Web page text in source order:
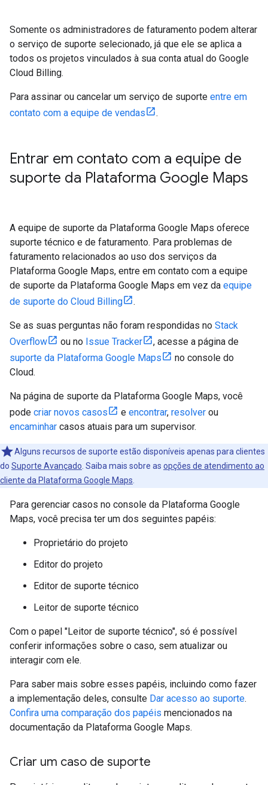
Somente os administradores de faturamento podem alterar
o serviço de suporte selecionado, já que ele se aplica a
todos os projetos vinculados à sua conta atual do Google
Cloud Billing.
Para assinar ou cancelar um serviço de suporte entre em
contato com a equipe de vendas
.
Entrar em contato com a equipe de
suporte da Plataforma Google Maps
A equipe de suporte da Plataforma Google Maps oferece
suporte técnico e de faturamento. Para problemas de
faturamento relacionados ao uso dos serviços da
Plataforma Google Maps, entre em contato com a equipe
de suporte da Plataforma Google Maps em vez da equipe
de suporte do Cloud Billing
.
Se as suas perguntas não foram respondidas no Stack
Overflow
ou no Issue Tracker
, acesse a página de
suporte da Plataforma Google Maps
no console do
Cloud.
Na página de suporte da Plataforma Google Maps, você
pode criar novos casos e encontrar, resolver ou
encaminhar casos atuais para um supervisor.
Alguns recursos de suporte estão disponíveis apenas para clientes
do Suporte Avançado . Saiba mais sobre as opções de atendimento ao
cliente da Plataforma Google Maps
Para gerenciar casos no console da Plataforma Google
Maps, você precisa ter um dos seguintes papéis:
Proprietário do projeto
Editor do projeto
Editor de suporte técnico
Leitor de suporte técnico
Com o papel "Leitor de suporte técnico", só é possível
conferir informações sobre o caso, sem atualizar ou
interagir com ele.
Para saber mais sobre esses papéis, incluindo como fazer
a implementação deles, consulte Dar acesso ao suporte.
Confira uma comparação dos papéis mencionados na
documentação da Plataforma Google Maps.
Criar um caso de suporte